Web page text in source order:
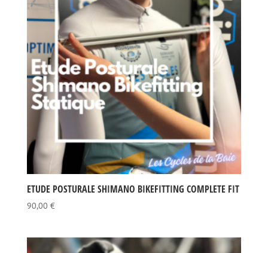
ETUDE POSTURALE SHIMANO BIKEFITTING COMPLETE FIT
90,00 €